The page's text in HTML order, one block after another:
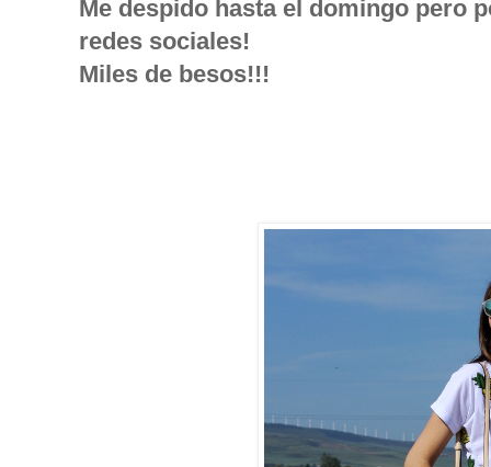
Me despido hasta el domingo pero
redes sociales!
Miles de besos!!!